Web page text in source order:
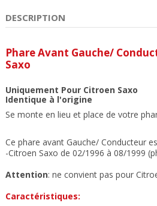
DESCRIPTION
Phare Avant Gauche/
Saxo
Uniquement Pour Citroen Saxo
Identique à l'origine
Se monte en lieu et place de votre
Ce phare avant Gauche/ Conducteur
-Citroen Saxo de 02/1996 à 08/1999
Attention: ne convient pas pour
Caractéristiques: